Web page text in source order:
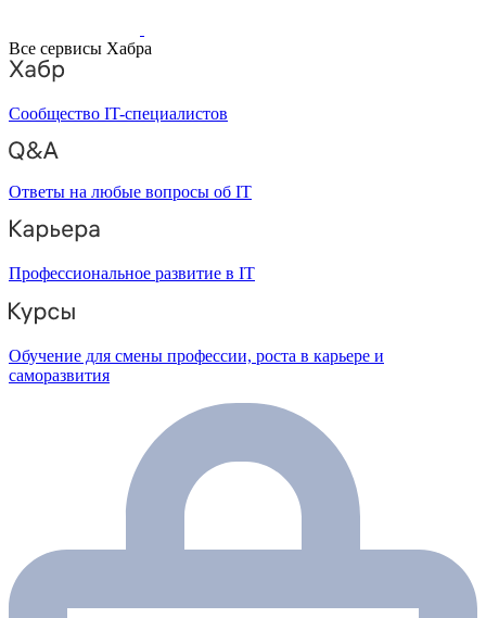
Все сервисы Хабра
Сообщество IT-специалистов
Ответы на любые вопросы об IT
Профессиональное развитие в IT
Обучение для смены профессии, роста в карьере и
саморазвития